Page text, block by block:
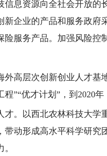
信息资源向全社会开放的
新企业的产品和服务政府
险服务产品。加强风险控
外高层次创新创业人才基
程”“优才计划”，到2020
才。以西北农林科技大学
带动形成高水平科学研究